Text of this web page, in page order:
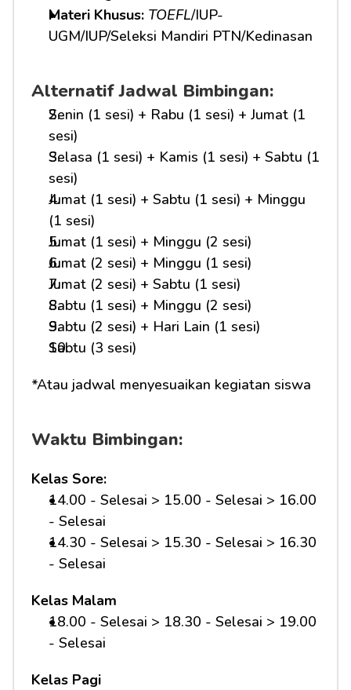
Materi Khusus: TOEFL/IUP-
UGM/IUP/Seleksi Mandiri PTN/Kedinasan
Alternatif Jadwal Bimbingan:
Senin (1 sesi) + Rabu (1 sesi) + Jumat (1
sesi)
Selasa (1 sesi) + Kamis (1 sesi) + Sabtu (1
sesi)
Jumat (1 sesi) + Sabtu (1 sesi) + Minggu
(1 sesi)
Jumat (1 sesi) + Minggu (2 sesi)
Jumat (2 sesi) + Minggu (1 sesi)
Jumat (2 sesi) + Sabtu (1 sesi)
Sabtu (1 sesi) + Minggu (2 sesi)
Sabtu (2 sesi) + Hari Lain (1 sesi)
Sabtu (3 sesi)
*Atau jadwal menyesuaikan kegiatan siswa
Waktu Bimbingan:
Kelas Sore:
14.00 - Selesai > 15.00 - Selesai > 16.00
- Selesai
14.30 - Selesai > 15.30 - Selesai > 16.30
- Selesai
Kelas Malam
18.00 - Selesai > 18.30 - Selesai > 19.00
- Selesai
Kelas Pagi